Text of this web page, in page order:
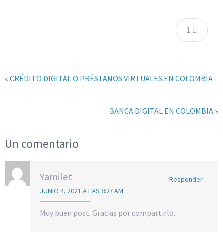
1
« CRÉDITO DIGITAL O PRÉSTAMOS VIRTUALES EN COLOMBIA
BANCA DIGITAL EN COLOMBIA »
Un comentario
Responder
Yamilet
JUNIO 4, 2021 A LAS 8:27 AM
Muy buen post. Gracias por compartirlo.